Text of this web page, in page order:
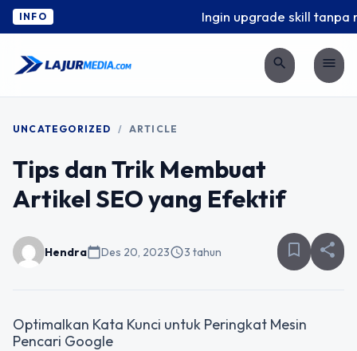
INFO Ingin upgrade skill tanpa
search menu
UNCATEGORIZED / ARTICLE
Tips dan Trik Membuat
Artikel SEO yang Efektif
Hendracalendar_todayDes 20, 2023schedule3 tahun bookmark_border share
Optimalkan Kata Kunci untuk Peringkat Mesin
Pencari Google